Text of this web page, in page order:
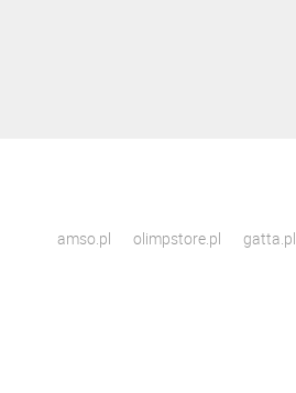
amso.pl
olimpstore.pl gatta.pl